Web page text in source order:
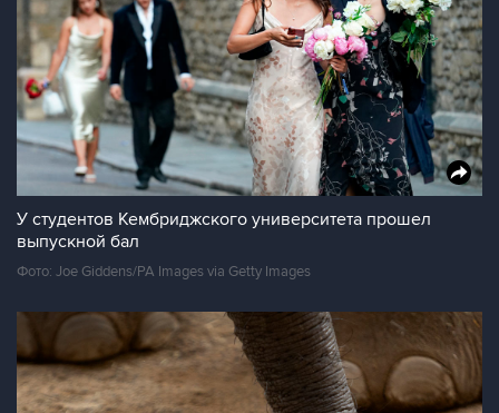
У студентов Кембриджского университета прошел
выпускной бал
Фото: Joe Giddens/PA Images via Getty Images